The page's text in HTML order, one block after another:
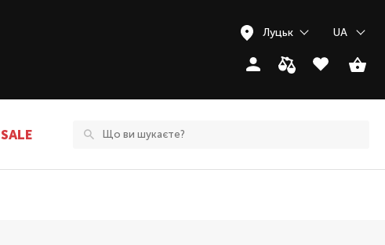
Луцьк UA
SALE